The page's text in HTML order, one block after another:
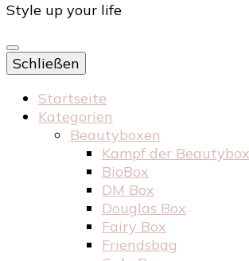
Style up your life
Schließen
Startseite
Kategorien
Beautyboxen
Kampf der
BioBox
DM Box
Douglas Box
Fairy Box
Friendsbag